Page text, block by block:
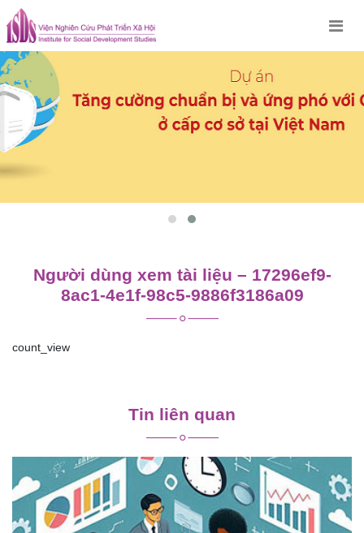
Skip
to
content
Người dùng xem tài liệu – 17296ef9-
8ac1-4e1f-98c5-9886f3186a09
count_view
viết
Tin liên quan